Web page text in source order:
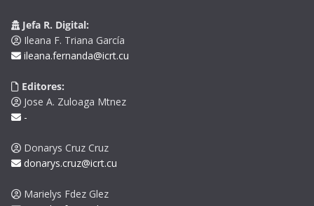
Jefa R. Digital:
Ileana F. Triana García
ileana.fernanda@icrt.cu
Editores:
Jose A. Zuloaga Mtnez
-
Donarys Cruz Cruz
donarys.cruz@icrt.cu
Marielys Fdez Glez